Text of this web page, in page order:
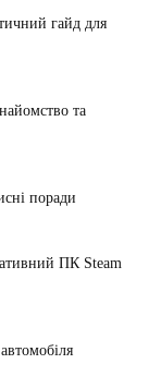
гайд для
та
поради
ПК Steam